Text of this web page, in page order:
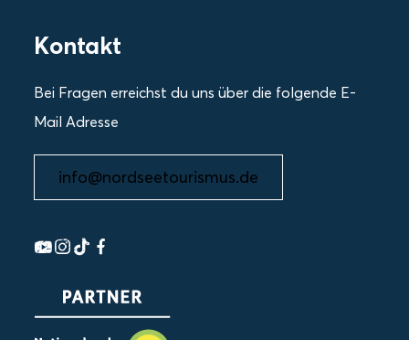
Kontakt
Bei Fragen erreichst du uns über die folgende E-
Mail Adresse
info@nordseetourismus.de